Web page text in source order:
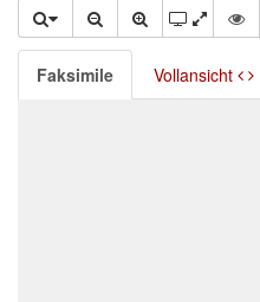
Faksimile Vollansicht